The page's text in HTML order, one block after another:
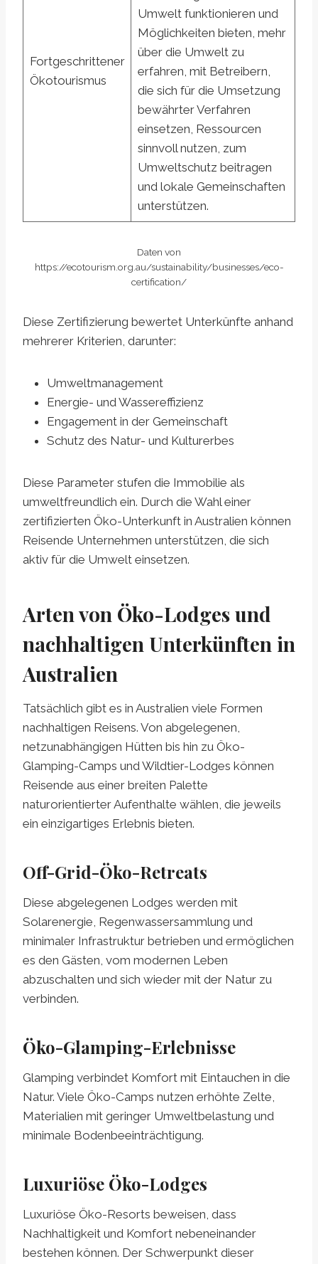
Fortgeschrittener
Ökotourismus
Umwelt funktionieren und
Möglichkeiten bieten, mehr
über die Umwelt zu
erfahren, mit Betreibern,
die sich für die Umsetzung
bewährter Verfahren
einsetzen, Ressourcen
sinnvoll nutzen, zum
Umweltschutz beitragen
und lokale Gemeinschaften
unterstützen.
Daten von
https://ecotourism.org.au/sustainability/businesses/eco-
certification/
Diese Zertifizierung bewertet Unterkünfte anhand
mehrerer Kriterien, darunter:
Umweltmanagement
Energie- und Wassereffizienz
Engagement in der Gemeinschaft
Schutz des Natur- und Kulturerbes
Diese Parameter stufen die Immobilie als
umweltfreundlich ein. Durch die Wahl einer
zertifizierten Öko-Unterkunft in Australien können
Reisende Unternehmen unterstützen, die sich
aktiv für die Umwelt einsetzen.
Arten von Öko-Lodges und
nachhaltigen Unterkünften in
Australien
Tatsächlich gibt es in Australien viele Formen
nachhaltigen Reisens. Von abgelegenen,
netzunabhängigen Hütten bis hin zu Öko-
Glamping-Camps und Wildtier-Lodges können
Reisende aus einer breiten Palette
naturorientierter Aufenthalte wählen, die jeweils
ein einzigartiges Erlebnis bieten.
Off-Grid-Öko-Retreats
Diese abgelegenen Lodges werden mit
Solarenergie, Regenwassersammlung und
minimaler Infrastruktur betrieben und ermöglichen
es den Gästen, vom modernen Leben
abzuschalten und sich wieder mit der Natur zu
verbinden.
Öko-Glamping-Erlebnisse
Glamping verbindet Komfort mit Eintauchen in die
Natur. Viele Öko-Camps nutzen erhöhte Zelte,
Materialien mit geringer Umweltbelastung und
minimale Bodenbeeinträchtigung.
Luxuriöse Öko-Lodges
Luxuriöse Öko-Resorts beweisen, dass
Nachhaltigkeit und Komfort nebeneinander
bestehen können. Der Schwerpunkt dieser